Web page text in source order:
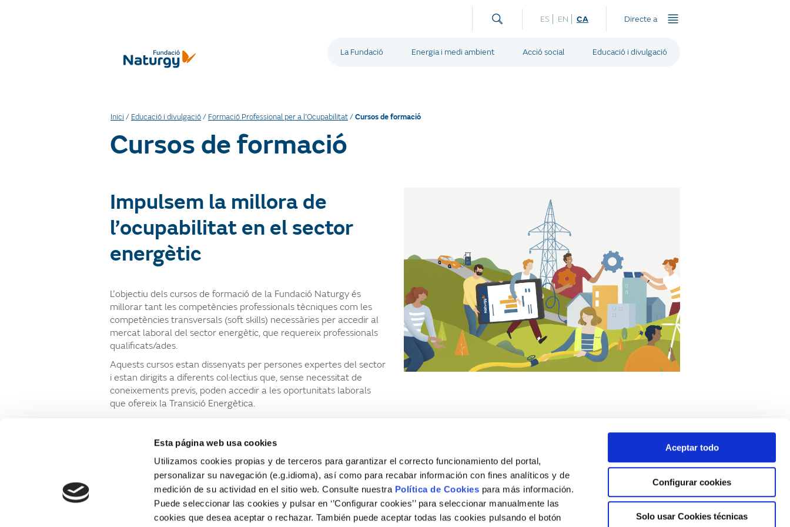
Esta página web usa cookies
Utilizamos cookies propias y de terceros para garantizar el correcto funcionamiento del portal,
personalizar su navegación (e.g.idioma), así como para recabar información con fines analíticos y de
medición de su actividad en el sitio web. Consulte nuestra Política de Cookies para más información.
Puede seleccionar las cookies y pulsar en ‘’Configurar cookies’’ para seleccionar manualmente las
cookies que desea aceptar o rechazar. También puede aceptar todas las cookies pulsando el botón
Aceptar todo
Configurar cookies
Solo usar Cookies técnicas
ES EN CA Directe a
La Fundació Energia i medi ambient Acció social Educació i divulgació
Inici / Educació i divulgació/ Formació Professional per a l’Ocupabilitat/Cursos de formació
Cursos de formació
Impulsem la millora de
l’ocupabilitat en el sector
energètic
L’objectiu dels cursos de formació de la Fundació Naturgy és
millorar tant les competències professionals tècniques com les
competències transversals (soft skills) necessàries per accedir al
mercat laboral del sector energètic, que requereix professionals
qualificats/ades.
Aquests cursos estan dissenyats per persones expertes del sector
i estan dirigits a diferents col·lectius que, sense necessitat de
coneixements previs, poden accedir a les oportunitats laborals
que ofereix la Transició Energètica.
Veure formacions realitzades